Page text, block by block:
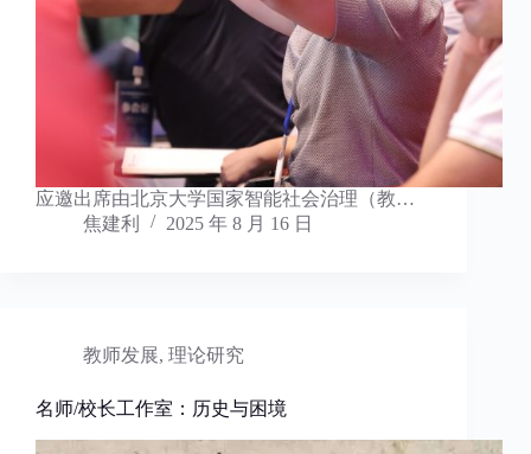
应邀出席由北京大学国家智能社会治理（教…
焦建利
2025 年 8 月 16 日
教师发展, 理论研究
名师/校长工作室：历史与困境